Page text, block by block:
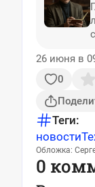
26 июня в
0
Теги:
новости
Обложка:
0